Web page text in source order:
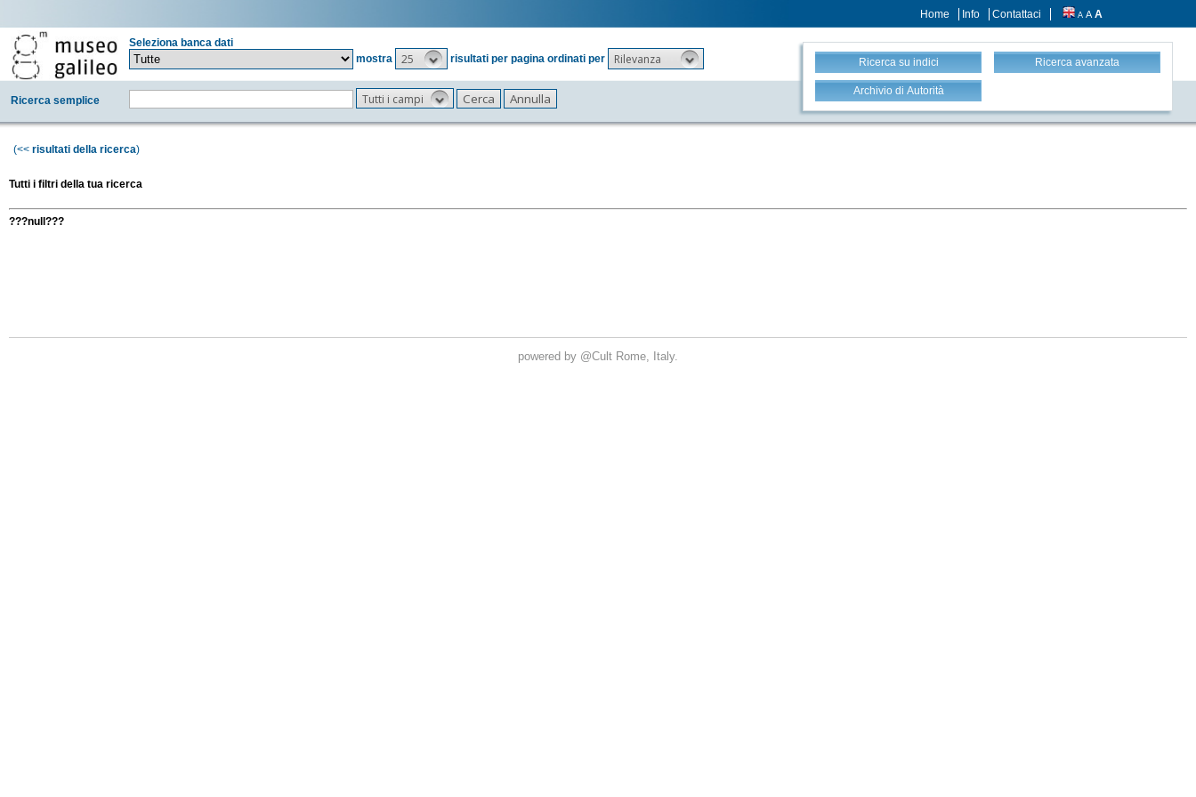
Home Info Contattaci A A A
Seleziona banca dati
mostra
25 risultati per pagina ordinati per Rilevanza
Ricerca semplice Tutti i campi
Ricerca su indici Ricerca avanzata
Archivio di Autorità
(<< risultati della ricerca)
Tutti i filtri della tua ricerca
???null???
powered by @Cult Rome, Italy.